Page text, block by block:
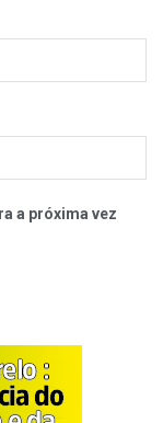
a próxima vez